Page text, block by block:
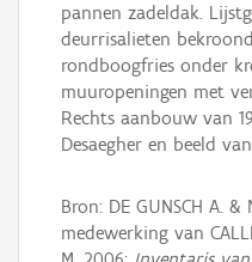
pannen zadeldak.
deurrisalieten
rondboogfries onder
muuropeningen met
Rechts aanbouw van
Desaegher en beeld
Bron: DE GUNSCH A. &
medewerking van